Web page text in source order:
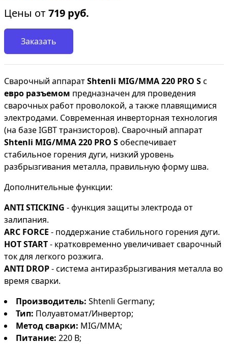
Цены от719 руб.
Заказать
Сварочный аппаратShtenli МIG/MMA 220 PRO Sc
евро разъемом предназначен для проведения
сварочных работ проволокой, а также плавящимися
электродами. Современная инверторная технология
(на базе IGBT транзисторов). Сварочный аппарат
Shtenli МIG/MMA 220 PRO Sобеспечивает
стабильное горения дуги, низкий уровень
разбрызгивания металла, правильную форму шва.
Дополнительные функции:
ANTI STICKING - функция защиты электрода от
залипания.
ARC FORCE - поддержание стабильного горения дуги.
HOT START- кратковременно увеличивает сварочный
ток для легкого розжига.
ANTI DROP- система антиразбрызгивания металла во
время сварки.
Производитель: Shtenli Germany;
Тип: Полуавтомат/Инвертор;
Метод сварки: MIG/MMA;
Питание: 220 В;